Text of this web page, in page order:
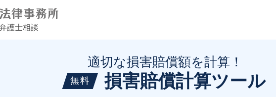
護士相談
適切な損害賠償額を計算！
無料 損害賠償計算ツール